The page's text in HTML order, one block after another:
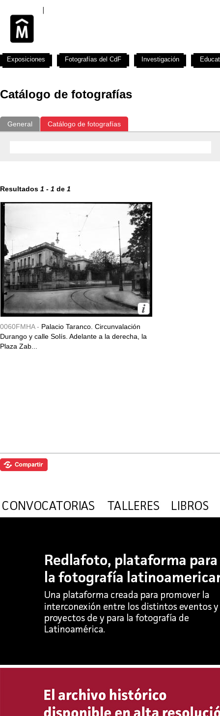
Catálogo de fotografías
General Catálogo de fotografías
Resultados 1 - 1 de 1
0060FMHA - Palacio Taranco. Circunvalación
Durango y calle Solís. Adelante a la derecha, la
Plaza Zab...
Exposiciones Fotografías del CdF Investigación